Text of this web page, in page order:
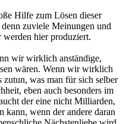
Hilfe zum Lösen dieser
zuviele Meinungen und
werden hier produziert.
wir wirklich anständige,
wären. Wenn wir wirklich
zutun, was man für sich selber
eben auch besonders im
der eine nicht Milliarden,
kann, wenn der andere daran